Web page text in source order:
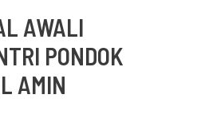
AWALI
PONDOK
AMIN